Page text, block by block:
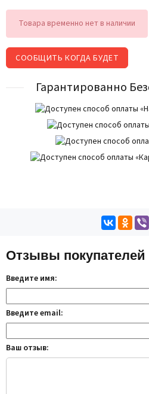
Товара временно нет в наличии
СООБЩИТЬ КОГДА БУДЕТ
Гарантированно
Отзывы покупателей
Введите имя:
Введите email:
Ваш отзыв: